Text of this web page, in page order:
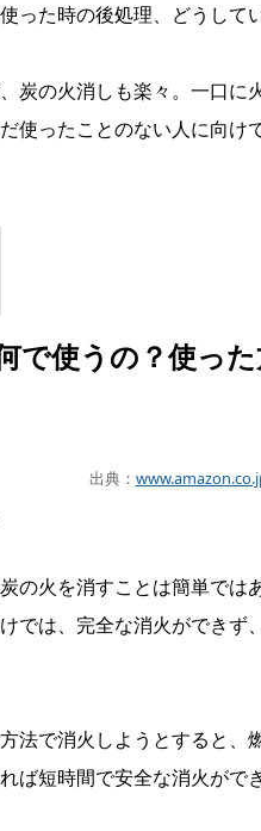
った時の後処理、どうして
炭の火消しも楽々。一口に
使ったことのない人に向け
で使うの？使っ
出典：
の火を消すことは簡単では
では、完全な消火ができず
法で消火しようとすると、
ば短時間で安全な消火がで